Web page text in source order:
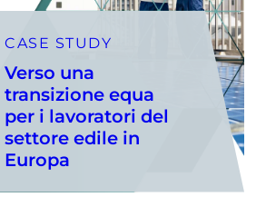
CASE STUDY
Verso una
transizione equa
per i lavoratori del
settore edile in
Europa